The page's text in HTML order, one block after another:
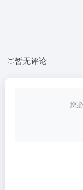
暂无评论
您